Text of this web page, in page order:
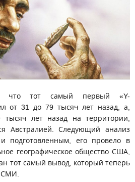
что тот самый первый «Y-
от 31 до 79 тысяч лет назад, а,
тысяч лет назад на территории,
Австралией. Следующий анализ
подготовленным, его провело в
географическое общество США,
тот самый вывод, который теперь
СМИ.